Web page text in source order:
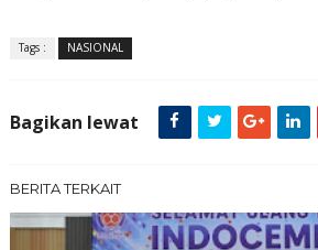
Tags : NASIONAL
Bagikan lewat
BERITA TERKAIT